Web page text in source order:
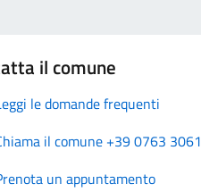
il comune
le domande frequenti
il comune +39 0763 3061
un appuntamento